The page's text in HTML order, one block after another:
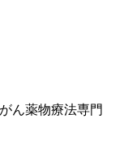
ん薬物療法専門